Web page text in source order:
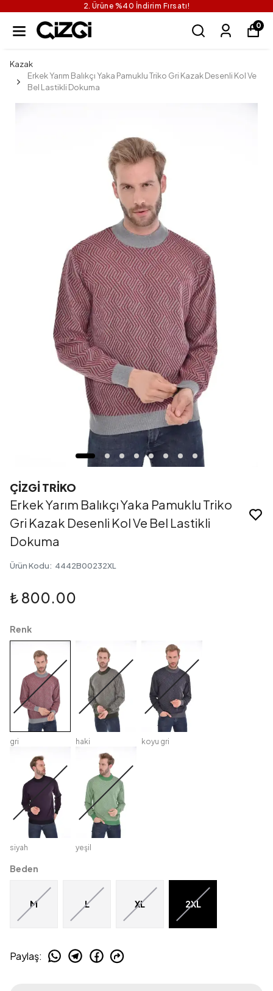
2. Ürüne %40 İndirim Fırsatı!
0
Kazak
Erkek Yarım Balıkçı Yaka Pamuklu Triko Gri Kazak Desenli Kol Ve
Bel Lastikli Dokuma
ÇİZGİ TRİKO
Erkek Yarım Balıkçı Yaka Pamuklu Triko
Gri Kazak Desenli Kol Ve Bel Lastikli
Dokuma
Ürün Kodu: 4442B00232XL
₺ 800.00
Renk
gri haki koyu gri
siyah yeşil
Beden
M L XL 2XL
Paylaş: